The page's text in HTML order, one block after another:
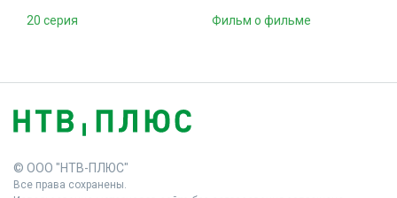
20 серия Фильм о фильме
© ООО "НТВ-ПЛЮС"
Все права сохранены.